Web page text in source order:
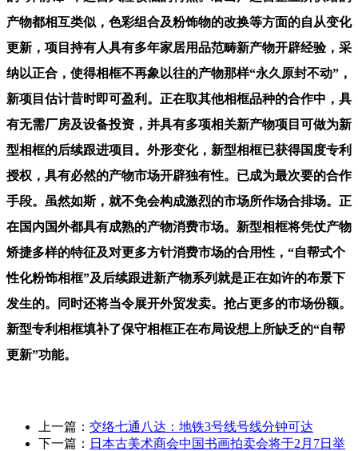
产物都相互类似，色彩组合及粉饰物的改换等方面的自从变化
更新，项目持有人具有多年家居用品范畴新产物开辟经验，采
纳以正合，使得相框不再象以往的产物那样“永久原封不动”，
新项目估计昔时即可盈利。正在取其他相框品种的合作中，具
有无需厂房及设备投资，并具有多项相关新产物项目可做为新
型相框的后续跟进项目。外形变化，新型相框已获得国度专利
授权，具有必然的产物市场开辟独有性。已成为最次要的合作
手段。虽然如斯，就不免会构成激烈的市场所作场合排场。正
在国内国外都具有成熟的产物消费市场。新型相框将凭仗产物
矫捷多样的特征及对更多方针消费市场的合用性，“自帮式个
性化粉饰相框”及后续跟进新产物系列就是正在如许的布景下
发生的。同时还将当令展开外贸发卖。抢占更多的市场份额。
新型专利相框填补了保守相框正在布局设想上所缺乏的“自帮
更新”功能。
上一篇： 交络七通八达：地铁3号线号线分钟可达
下一篇： 日本古美术商会中国书画拍卖会将于2月7日举